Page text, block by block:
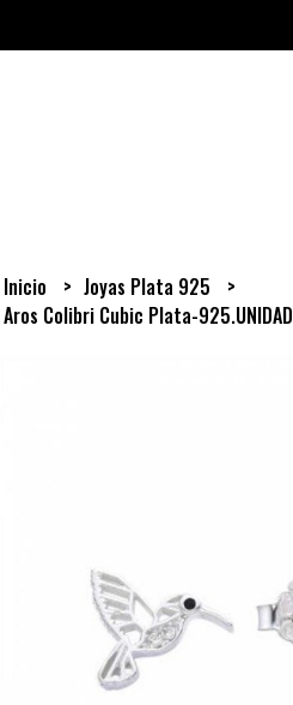
Inicio
Joyas Plata 925
Aros Colibri Cubic Plata-925.UNIDAD